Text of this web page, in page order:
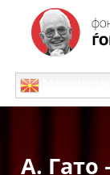
А. Гато